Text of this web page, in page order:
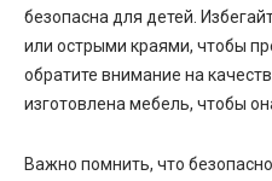
безопасна для детей.
или острыми краями, чтобы
обратите внимание на
изготовлена мебель, чтобы
Важно помнить, что